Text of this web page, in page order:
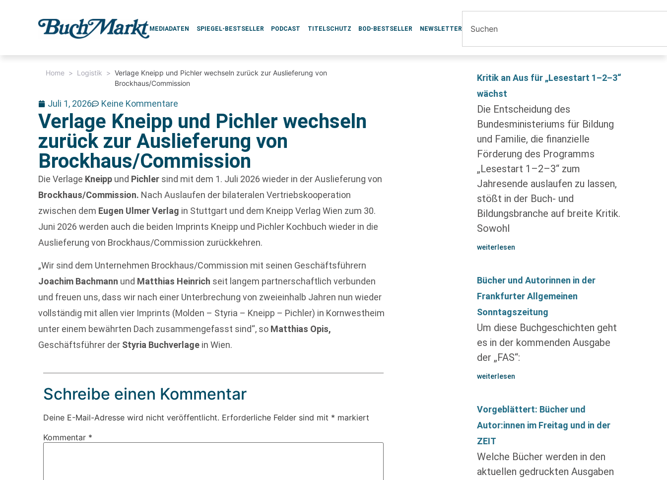
MEDIADATEN SPIEGEL-BESTSELLER PODCAST TITELSCHUTZ BOD-BESTSELLER NEWSLETTER
Home > Logistik > Verlage Kneipp und Pichler wechseln zurück zur Auslieferung von
Brockhaus/Commission
Juli 1, 2026 Keine Kommentare
Verlage Kneipp und Pichler wechseln
zurück zur Auslieferung von
Brockhaus/Commission
Die Verlage Kneipp und Pichler sind mit dem 1. Juli 2026 wieder in der Auslieferung von
Brockhaus/Commission. Nach Auslaufen der bilateralen Vertriebskooperation
zwischen dem Eugen Ulmer Verlag in Stuttgart und dem Kneipp Verlag Wien zum 30.
Juni 2026 werden auch die beiden Imprints Kneipp und Pichler Kochbuch wieder in die
Auslieferung von Brockhaus/Commission zurückkehren.
„Wir sind dem Unternehmen Brockhaus/Commission mit seinen Geschäftsführern
Joachim Bachmann und Matthias Heinrich seit langem partnerschaftlich verbunden
und freuen uns, dass wir nach einer Unterbrechung von zweieinhalb Jahren nun wieder
vollständig mit allen vier Imprints (Molden – Styria – Kneipp – Pichler) in Kornwestheim
unter einem bewährten Dach zusammengefasst sind“, so Matthias Opis,
Geschäftsführer der Styria Buchverlage in Wien.
Schreibe einen Kommentar
Deine E-Mail-Adresse wird nicht veröffentlicht. Erforderliche Felder sind mit * markiert
Kommentar *
Kritik an Aus für „Lesestart 1–2–3“
wächst
Die Entscheidung des
Bundesministeriums für Bildung
und Familie, die finanzielle
Förderung des Programms
„Lesestart 1–2–3“ zum
Jahresende auslaufen zu lassen,
stößt in der Buch- und
Bildungsbranche auf breite Kritik.
Sowohl
weiterlesen
Bücher und Autorinnen in der
Frankfurter Allgemeinen
Sonntagszeitung
Um diese Buchgeschichten geht
es in der kommenden Ausgabe
der „FAS“:
weiterlesen
Vorgeblättert: Bücher und
Autor:innen im Freitag und in der
ZEIT
Welche Bücher werden in den
aktuellen gedruckten Ausgaben